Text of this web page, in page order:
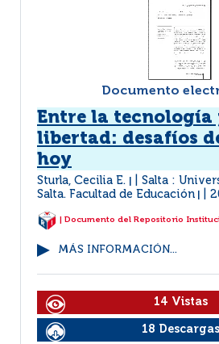
Documento
Entre la tecnología
libertad: desafíos
hoy
Sturla, Cecilia E.
Salta :
Salta. Facultad de Educación
| Documento del Repositorio
MÁS INFORMACIÓN...
14 Vistas
18 Descargas